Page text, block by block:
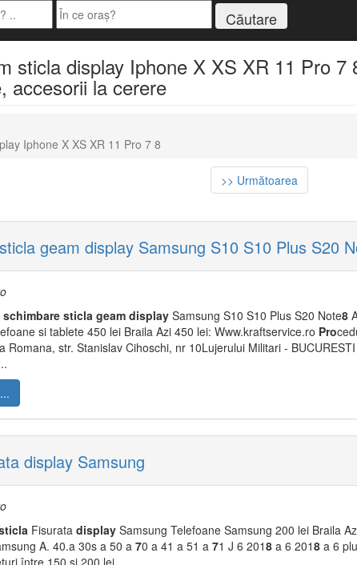
sticla display Iphone X XS XR 11 Pro
accesorii la cerere
Iphone X XS XR 11 Pro 7 8
>> Următoarea
geam display Samsung S10 S10 Plus S20
schimbare sticla geam display Samsung S10 S10 Plus S20 Note8
si tablete 450 lei Braila Azi 450 lei: Www.kraftservice.ro Pro
Romana, str. Stanislav Cihoschi, nr 10Lujerului Militari -
display Samsung
Fisurata display Samsung Telefoane Samsung 200 lei Braila
A. 40.a 30s a 50 a70 a 41 a 51 a 71 J 6 2018 a 6 2018 a 6
între 150 și 200 lei.